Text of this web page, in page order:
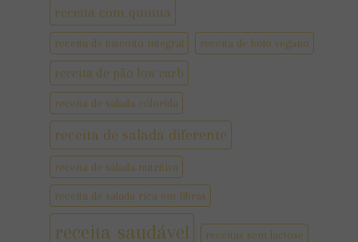
receita com quinua
receita de biscoito integral receita de bolo vegano
receita de pão low carb
receita de salada colorida
receita de salada diferente
receita de salada nutritiva
receita de salada rica em fibras
receita saudável receitas sem lactose